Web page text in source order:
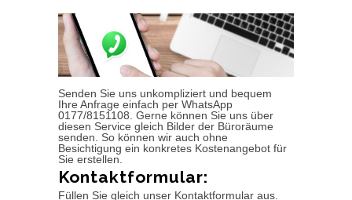
Senden Sie uns unkompliziert und bequem
Ihre Anfrage einfach per WhatsApp
0177/8151108. Gerne können Sie uns über
diesen Service gleich Bilder der Büroräume
senden. So können wir auch ohne
Besichtigung ein konkretes Kostenangebot für
Sie erstellen.
Kontaktformular:
Füllen Sie gleich unser Kontaktformular aus.